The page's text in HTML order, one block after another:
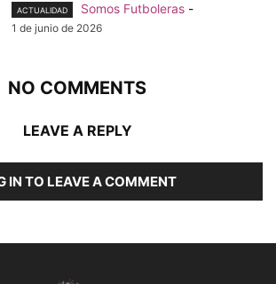
ACTUALIDAD Somos Futboleras -
1 de junio de 2026
NO COMMENTS
LEAVE A REPLY
IN TO LEAVE A COMMENT